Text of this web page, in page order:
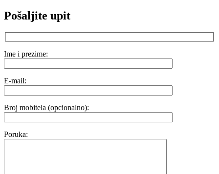
Pošaljite upit
Ime i prezime:
E-mail:
Broj mobitela (opcionalno):
Poruka: